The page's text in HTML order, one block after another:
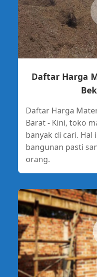
Daftar Harga
Daftar Harga
Barat - Kini, toko
banyak di cari.
bangunan pasti
orang.